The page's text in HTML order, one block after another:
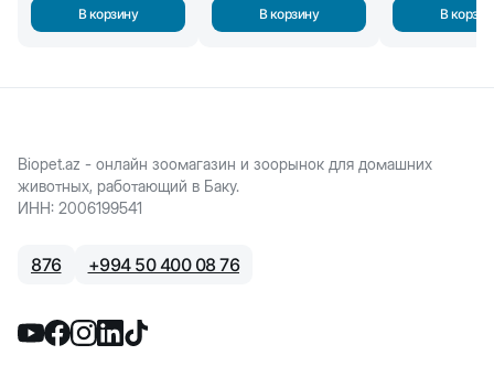
В корзину В корзину В
Biopet.az - онлайн зоомагазин и зоорынок для домашних
животных, работающий в Баку.
ИНН: 2006199541
876 +994 50 400 08 76